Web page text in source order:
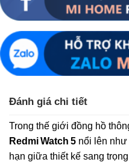
Đánh giá chi tiết
Trong thế giới đồng hồ
Redmi Watch 5 nổi lên
hạn giữa thiết kế sang